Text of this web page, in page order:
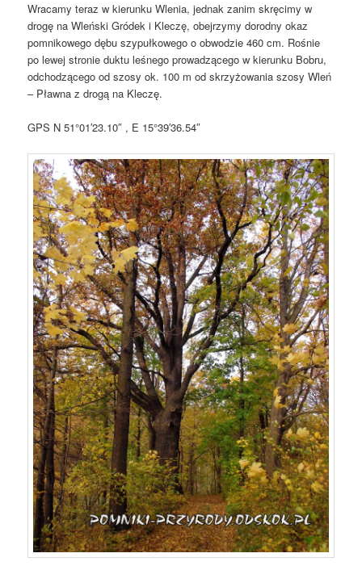
Wracamy teraz w kierunku Wlenia, jednak zanim skręcimy w
drogę na Wleński Gródek i Kleczę, obejrzymy dorodny okaz
pomnikowego dębu szypułkowego o obwodzie 460 cm. Rośnie
po lewej stronie duktu leśnego prowadzącego w kierunku Bobru,
odchodzącego od szosy ok. 100 m od skrzyżowania szosy Wleń
– Pławna z drogą na Kleczę.
GPS N 51°01′23.10″ , E 15°39′36.54″